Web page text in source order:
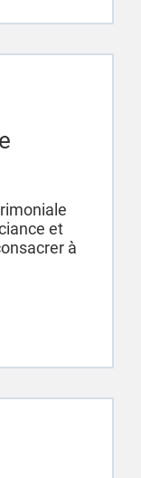
et
à